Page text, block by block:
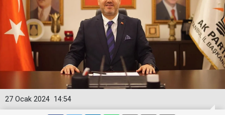
14:54
27 Ocak 2024